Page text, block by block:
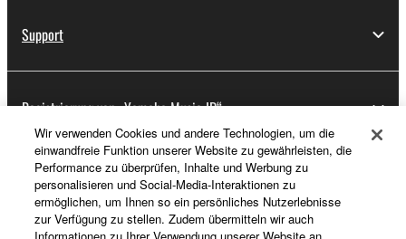
Support
Registrierung von „Yamaha Music ID“
Über Yamaha
Wir verwenden Cookies und andere Technologien, um die
einwandfreie Funktion unserer Website zu gewährleisten, die
Performance zu überprüfen, Inhalte und Werbung zu
personalisieren und Social-Media-Interaktionen zu
ermöglichen, um Ihnen so ein persönliches Nutzerlebnisse
zur Verfügung zu stellen. Zudem übermitteln wir auch